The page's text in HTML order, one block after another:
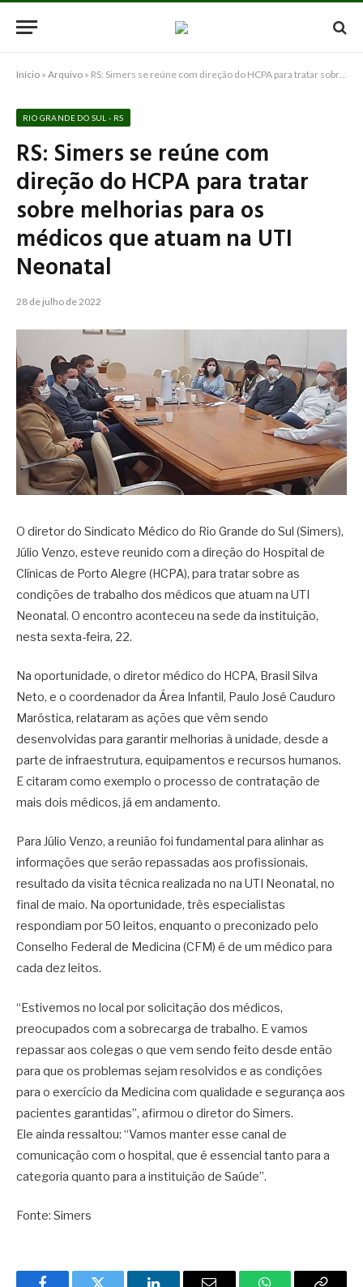
Início » Arquivo » RS: Simers se reúne com direção do HCPA para tratar sobre melhorias para os médicos que atuam na UTI Neonatal
RIO GRANDE DO SUL - RS
RS: Simers se reúne com
direção do HCPA para tratar
sobre melhorias para os
médicos que atuam na UTI
Neonatal
28 de julho de 2022
O diretor do Sindicato Médico do Rio Grande do Sul (Simers),
Júlio Venzo, esteve reunido com a direção do Hospital de
Clínicas de Porto Alegre (HCPA), para tratar sobre as
condições de trabalho dos médicos que atuam na UTI
Neonatal. O encontro aconteceu na sede da instituição,
nesta sexta-feira, 22.
Na oportunidade, o diretor médico do HCPA, Brasil Silva
Neto, e o coordenador da Área Infantil, Paulo José Cauduro
Maróstica, relataram as ações que vêm sendo
desenvolvidas para garantir melhorias à unidade, desde a
parte de infraestrutura, equipamentos e recursos humanos.
E citaram como exemplo o processo de contratação de
mais dois médicos, já em andamento.
Para Júlio Venzo, a reunião foi fundamental para alinhar as
informações que serão repassadas aos profissionais,
resultado da visita técnica realizada no na UTI Neonatal, no
final de maio. Na oportunidade, três especialistas
respondiam por 50 leitos, enquanto o preconizado pelo
Conselho Federal de Medicina (CFM) é de um médico para
cada dez leitos.
“Estivemos no local por solicitação dos médicos,
preocupados com a sobrecarga de trabalho. E vamos
repassar aos colegas o que vem sendo feito desde então
para que os problemas sejam resolvidos e as condições
para o exercício da Medicina com qualidade e segurança aos
pacientes garantidas”, afirmou o diretor do Simers.
Ele ainda ressaltou: “Vamos manter esse canal de
comunicação com o hospital, que é essencial tanto para a
categoria quanto para a instituição de Saúde”.
Fonte: Simers